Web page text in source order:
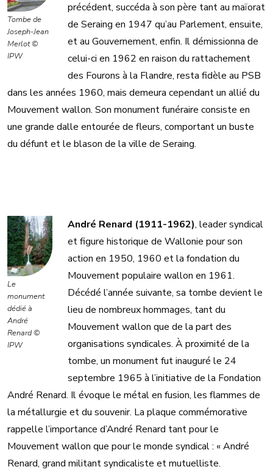
Tombe de
Joseph-Jean
Merlot ©
IPW
précédent, succéda à son père tant au maïorat
de Seraing en 1947 qu’au Parlement, ensuite,
et au Gouvernement, enfin. Il démissionna de
celui-ci en 1962 en raison du rattachement
des Fourons à la Flandre, resta fidèle au PSB
dans les années 1960, mais demeura cependant un allié du
Mouvement wallon. Son monument funéraire consiste en
une grande dalle entourée de fleurs, comportant un buste
du défunt et le blason de la ville de Seraing.
Le
monument
dédié à
André
Renard ©
IPW
André Renard (1911-1962), leader syndical
et figure historique de Wallonie pour son
action en 1950, 1960 et la fondation du
Mouvement populaire wallon en 1961.
Décédé l’année suivante, sa tombe devient le
lieu de nombreux hommages, tant du
Mouvement wallon que de la part des
organisations syndicales. À proximité de la
tombe, un monument fut inauguré le 24
septembre 1965 à l’initiative de la Fondation
André Renard. Il évoque le métal en fusion, les flammes de
la métallurgie et du souvenir. La plaque commémorative
rappelle l’importance d’André Renard tant pour le
Mouvement wallon que pour le monde syndical : « André
Renard, grand militant syndicaliste et mutuelliste.